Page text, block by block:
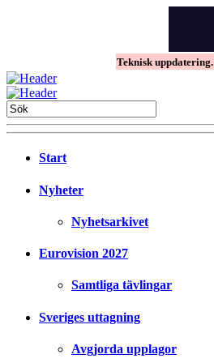
Teknisk uppdatering.
Start
Nyheter
Nyhetsarkivet
Eurovision 2027
Samtliga tävlingar
Sveriges uttagning
Avgjorda upplagor